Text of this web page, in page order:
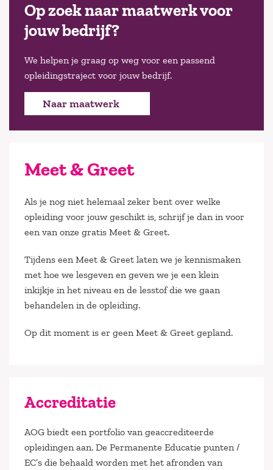
Op zoek naar maatwerk voor
jouw bedrijf?
We helpen je graag op weg voor een passend
opleidingstraject voor jouw bedrijf.
Naar maatwerk
Meet & Greet
Als je nog niet helemaal zeker bent over welke
opleiding voor jouw geschikt is, schrijf je dan in voor
een van onze gratis Meet & Greet.
Tijdens een Meet & Greet laten we je kennismaken
met hoe we lesgeven en geven we je een klein
inkijkje in het niveau en de lesstof die we gaan
behandelen in de opleiding.
Op dit moment is er geen Meet & Greet gepland.
Accreditatie
AOG biedt een portfolio van geaccrediteerde
opleidingen aan. De Permanente Educatie punten /
EC’s die behaald worden met het afronden van